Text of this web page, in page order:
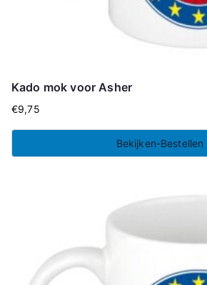
Kado mok voor Asher
€9,75
Bekijken-Bestellen